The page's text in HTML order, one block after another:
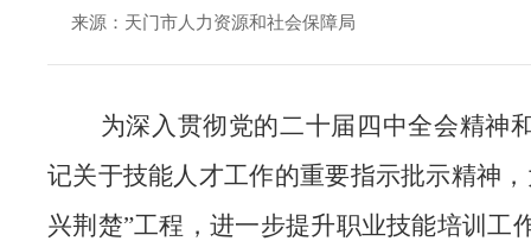
来源：天门市人力资源和社会保障局
为深入贯彻党的二十届四中全会精神
记关于技能人才工作的重要指示批示精神
兴荆楚”工程，进一步提升职业技能培训工